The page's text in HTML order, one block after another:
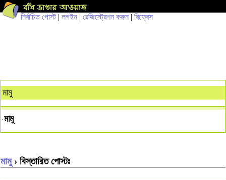
নির্বাচিত পোস্ট| লগইন | রেজিস্ট্রেশন করুন | রিফ্রেস
মামু
মামু
মামু› বিস্তারিত পোস্টঃ